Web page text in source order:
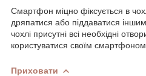
Смартфон міцно фіксується в
дряпатися або піддаватися
чохлі присутні всі необхідні
користуватися своїм
Приховати